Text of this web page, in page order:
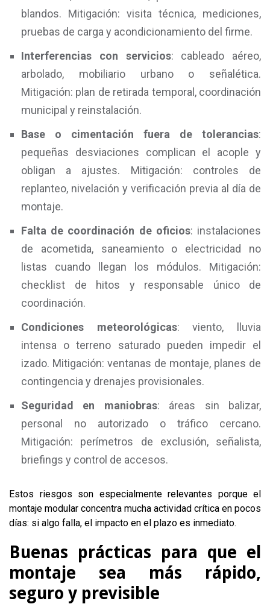
blandos. Mitigación: visita técnica, mediciones,
pruebas de carga y acondicionamiento del firme.
Interferencias con servicios: cableado aéreo,
arbolado, mobiliario urbano o señalética.
Mitigación: plan de retirada temporal, coordinación
municipal y reinstalación.
Base o cimentación fuera de tolerancias:
pequeñas desviaciones complican el acople y
obligan a ajustes. Mitigación: controles de
replanteo, nivelación y verificación previa al día de
montaje.
Falta de coordinación de oficios: instalaciones
de acometida, saneamiento o electricidad no
listas cuando llegan los módulos. Mitigación:
checklist de hitos y responsable único de
coordinación.
Condiciones meteorológicas: viento, lluvia
intensa o terreno saturado pueden impedir el
izado. Mitigación: ventanas de montaje, planes de
contingencia y drenajes provisionales.
Seguridad en maniobras: áreas sin balizar,
personal no autorizado o tráfico cercano.
Mitigación: perímetros de exclusión, señalista,
briefings y control de accesos.
Estos riesgos son especialmente relevantes porque el
montaje modular concentra mucha actividad crítica en pocos
días: si algo falla, el impacto en el plazo es inmediato.
Buenas prácticas para que el
montaje sea más rápido,
seguro y previsible